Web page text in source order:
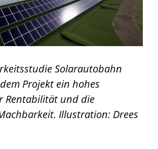
Solarautobahn
Projekt ein hohes
Rentabilität und die
Illustration: Drees